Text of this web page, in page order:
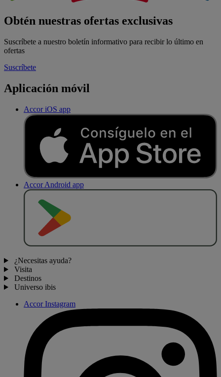
Obtén nuestras ofertas exclusivas
Suscríbete a nuestro boletín informativo para recibir lo último en
ofertas
Suscríbete
Aplicación móvil
Accor iOS app
Accor Android app
¿Necesitas ayuda?
Visita
Destinos
Universo ibis
Accor Instagram